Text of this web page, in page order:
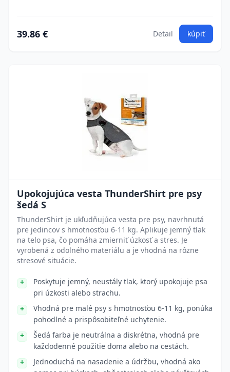
39.86 € Detail kúpiť
Upokojujúca vesta ThunderShirt pre psy
šedá S
ThunderShirt je ukľudňujúca vesta pre psy, navrhnutá
pre jedincov s hmotnosťou 6-11 kg. Aplikuje jemný tlak
na telo psa, čo pomáha zmierniť úzkosť a stres. Je
vyrobená z odolného materiálu a je vhodná na rôzne
stresové situácie.
Poskytuje jemný, neustály tlak, ktorý upokojuje psa
pri úzkosti alebo strachu.
Vhodná pre malé psy s hmotnosťou 6-11 kg, ponúka
pohodlné a prispôsobiteľné uchytenie.
Šedá farba je neutrálna a diskrétna, vhodná pre
každodenné použitie doma alebo na cestách.
Jednoduchá na nasadenie a údržbu, vhodná ako